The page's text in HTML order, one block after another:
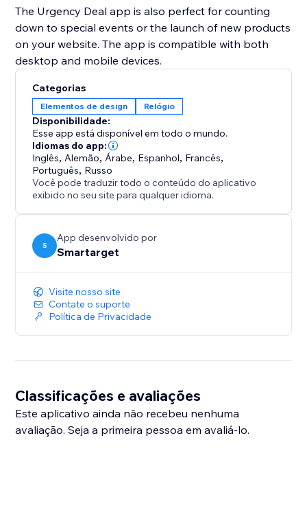
The Urgency Deal app is also perfect for counting
down to special events or the launch of new products
on your website. The app is compatible with both
desktop and mobile devices.
Categorias
Elementos de design Relógio
Disponibilidade:
Esse app está disponível em todo o mundo.
Idiomas do app:
Inglês, Alemão, Árabe, Espanhol, Francês,
Português, Russo
Você pode traduzir todo o conteúdo do aplicativo
exibido no seu site para qualquer idioma.
S
App desenvolvido por
Smartarget
Visite nosso site
Contate o suporte
Política de Privacidade
Classificações e avaliações
Este aplicativo ainda não recebeu nenhuma
avaliação. Seja a primeira pessoa em avaliá-lo.